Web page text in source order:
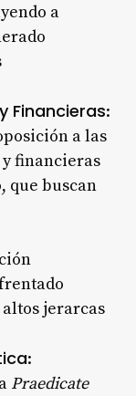
a
Financieras:
a las
financieras
que buscan
jerarcas
:
Praedicate